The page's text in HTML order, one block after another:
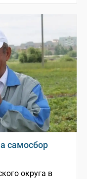
самосбор
округа в